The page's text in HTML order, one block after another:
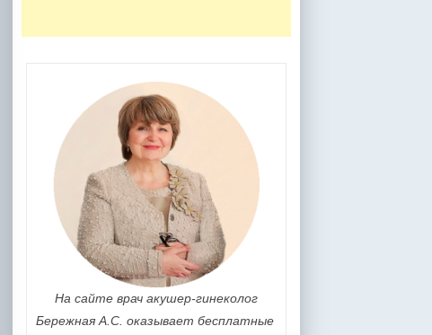
На сайте врач акушер-гинеколог
Бережная А.С. оказывает бесплатные